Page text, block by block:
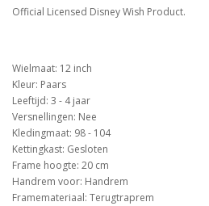
Official Licensed Disney Wish Product.
Wielmaat: 12 inch
Kleur: Paars
Leeftijd: 3 - 4 jaar
Versnellingen: Nee
Kledingmaat: 98 - 104
Kettingkast: Gesloten
Frame hoogte: 20 cm
Handrem voor: Handrem
Framemateriaal: Terugtraprem